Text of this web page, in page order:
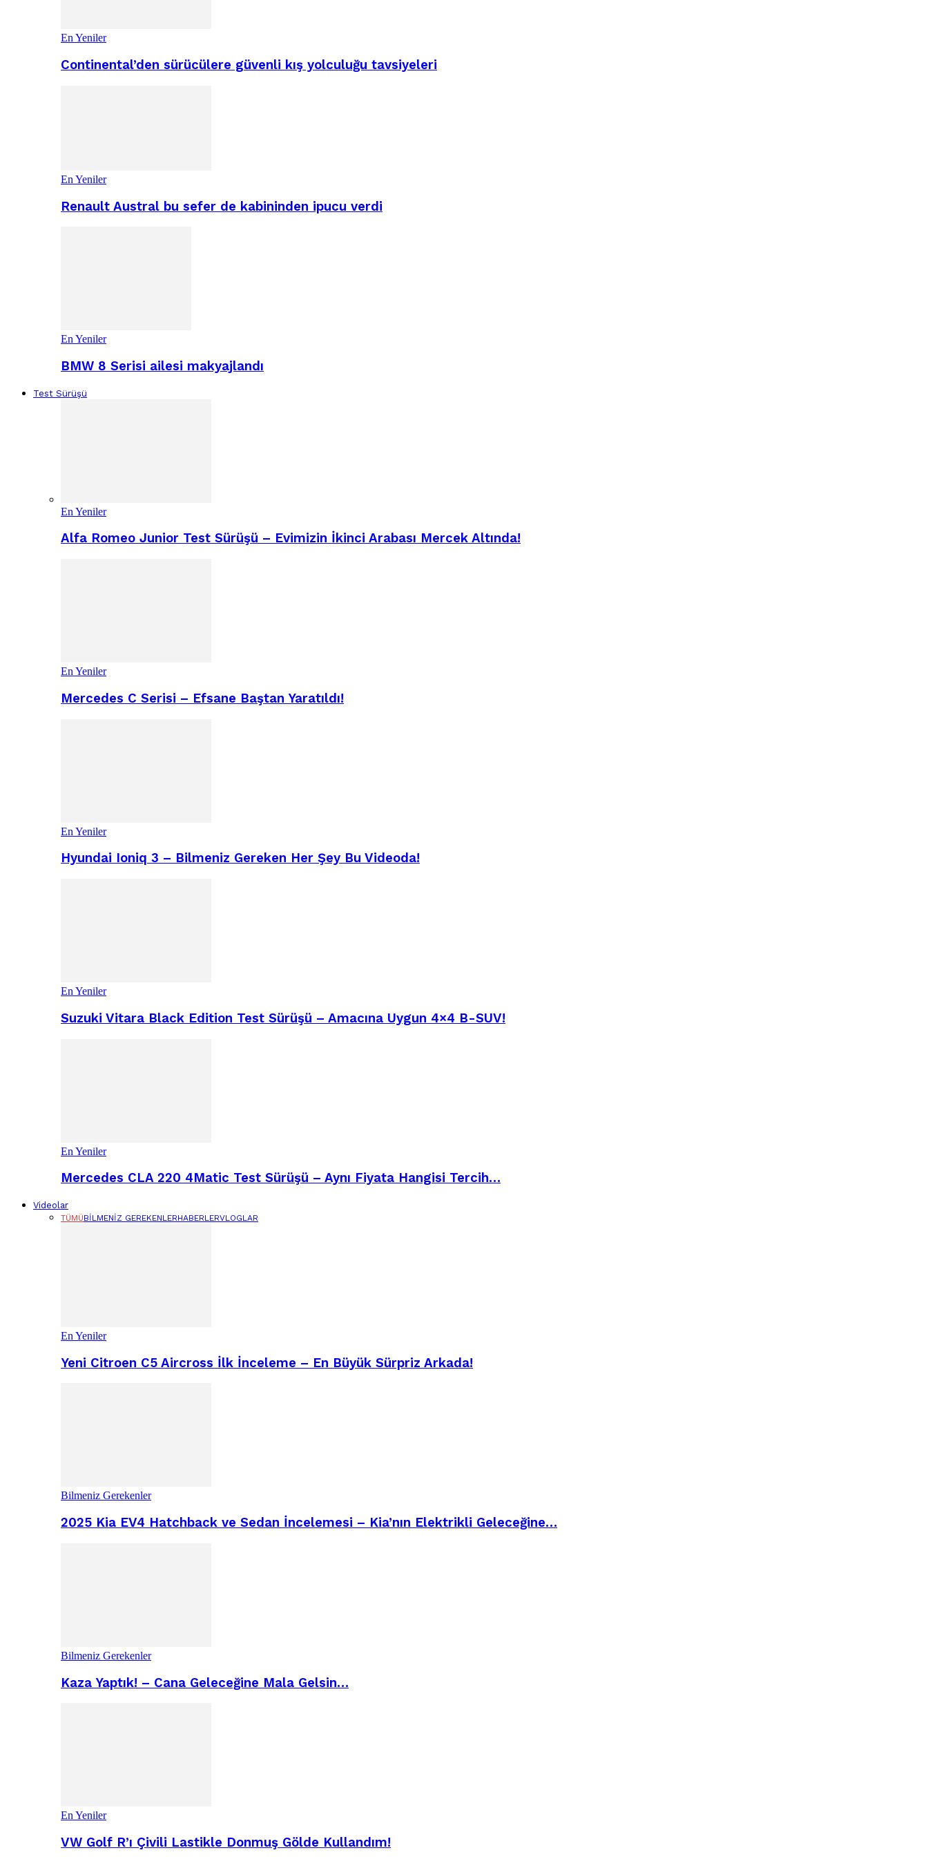
En Yeniler
Continental’den sürücülere güvenli kış yolculuğu tavsiyeleri
En Yeniler
Renault Austral bu sefer de kabininden ipucu verdi
En Yeniler
BMW 8 Serisi ailesi makyajlandı
Test Sürüşü
En Yeniler
Alfa Romeo Junior Test Sürüşü – Evimizin İkinci Arabası Mercek Altında!
En Yeniler
Mercedes C Serisi – Efsane Baştan Yaratıldı!
En Yeniler
Hyundai Ioniq 3 – Bilmeniz Gereken Her Şey Bu Videoda!
En Yeniler
Suzuki Vitara Black Edition Test Sürüşü – Amacına Uygun 4×4 B-SUV!
En Yeniler
Mercedes CLA 220 4Matic Test Sürüşü – Aynı Fiyata Hangisi Tercih…
Videolar
TÜMÜBILMENIZ GEREKENLERHABERLERVLOGLAR
En Yeniler
Yeni Citroen C5 Aircross İlk İnceleme – En Büyük Sürpriz Arkada!
Bilmeniz Gerekenler
2025 Kia EV4 Hatchback ve Sedan İncelemesi – Kia’nın Elektrikli Geleceğine…
Bilmeniz Gerekenler
Kaza Yaptık! – Cana Geleceğine Mala Gelsin…
En Yeniler
VW Golf R’ı Çivili Lastikle Donmuş Gölde Kullandım!